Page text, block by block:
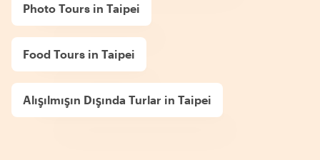
Photo Tours in Taipei
Food Tours in Taipei
Alışılmışın Dışında Turlar in Taipei